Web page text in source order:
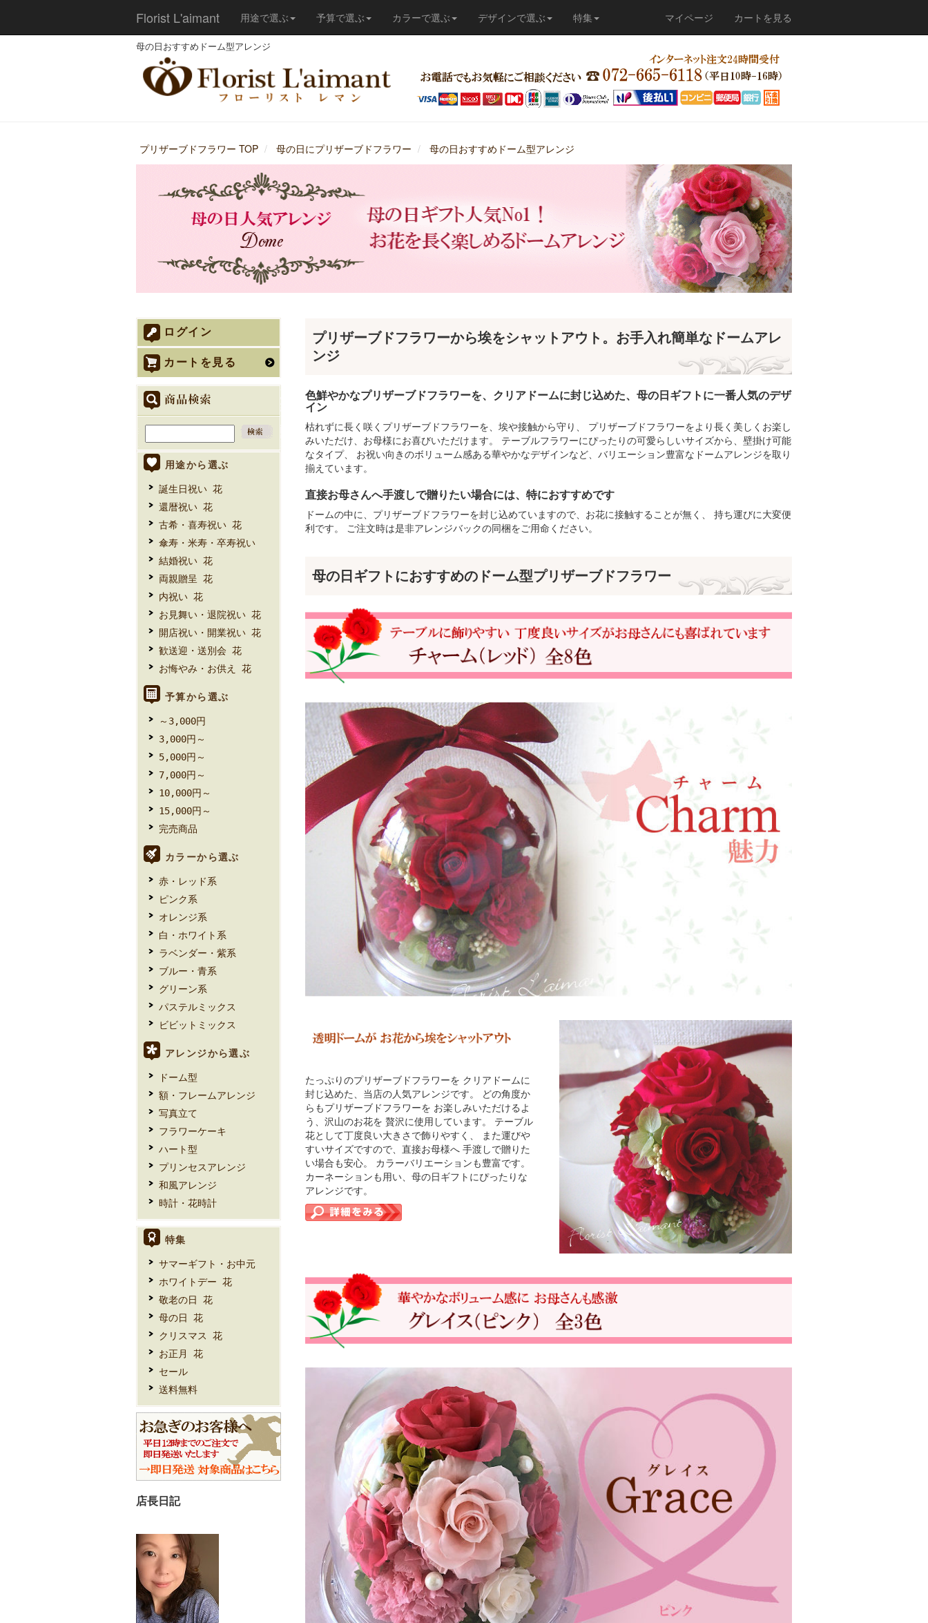
母の日おすすめドーム型アレンジ
Florist L'aimant 用途で選ぶ 予算で選ぶ カラーで選ぶ デザインで選ぶ 特集 マイページ カートを見る
プリザーブドフラワー TOP 母の日にプリザーブドフラワー 母の日おすすめドーム型アレンジ
プリザーブドフラワーから埃をシャットアウト。お手入れ簡単なドームアレ
ンジ
色鮮やかなプリザーブドフラワーを、クリアドームに封じ込めた、母の日ギフトに一番人気のデザ
イン
枯れずに長く咲くプリザーブドフラワーを、埃や接触から守り、 プリザーブドフラワーをより長く美しくお楽し
みいただけ、お母様にお喜びいただけます。 テーブルフラワーにぴったりの可愛らしいサイズから、壁掛け可能
なタイプ、 お祝い向きのボリューム感ある華やかなデザインなど、バリエーション豊富なドームアレンジを取り
揃えています。
直接お母さんへ手渡しで贈りたい場合には、特におすすめです
ドームの中に、プリザーブドフラワーを封じ込めていますので、お花に接触することが無く、 持ち運びに大変便
利です。 ご注文時は是非アレンジバックの同梱をご用命ください。
母の日ギフトにおすすめのドーム型プリザーブドフラワー
たっぷりのプリザーブドフラワーを クリアドームに
封じ込めた、当店の人気アレンジです。 どの角度か
らもプリザーブドフラワーを お楽しみいただけるよ
う、沢山のお花を 贅沢に使用しています。 テーブル
花として丁度良い大きさで飾りやすく、 また運びや
すいサイズですので、直接お母様へ 手渡しで贈りた
い場合も安心。 カラーバリエーションも豊富です。
カーネーションも用い、母の日ギフトにぴったりな
アレンジです。
ログイン
カートを見る
用途から選ぶ
誕生日祝い 花
還暦祝い 花
古希・喜寿祝い 花
傘寿・米寿・卒寿祝い
結婚祝い 花
両親贈呈 花
内祝い 花
お見舞い・退院祝い 花
開店祝い・開業祝い 花
歓送迎・送別会 花
お悔やみ・お供え 花
予算から選ぶ
～3,000円
3,000円～
5,000円～
7,000円～
10,000円～
15,000円～
完売商品
カラーから選ぶ
赤・レッド系
ピンク系
オレンジ系
白・ホワイト系
ラベンダー・紫系
ブルー・青系
グリーン系
パステルミックス
ビビットミックス
アレンジから選ぶ
ドーム型
額・フレームアレンジ
写真立て
フラワーケーキ
ハート型
プリンセスアレンジ
和風アレンジ
時計・花時計
特集
サマーギフト・お中元
ホワイトデー 花
敬老の日 花
母の日 花
クリスマス 花
お正月 花
セール
送料無料
店長日記